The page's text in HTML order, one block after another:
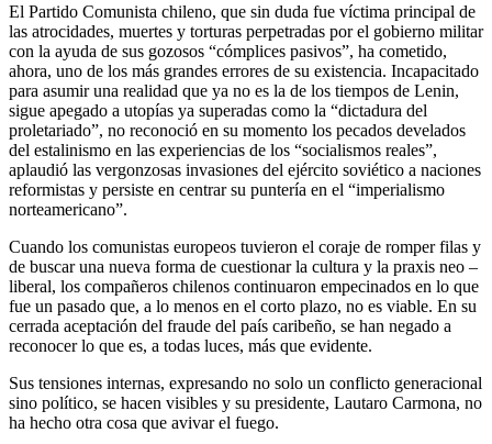
El Partido Comunista chileno, que sin duda fue víctima principal de
las atrocidades, muertes y torturas perpetradas por el gobierno militar
con la ayuda de sus gozosos “cómplices pasivos”, ha cometido,
ahora, uno de los más grandes errores de su existencia. Incapacitado
para asumir una realidad que ya no es la de los tiempos de Lenin,
sigue apegado a utopías ya superadas como la “dictadura del
proletariado”, no reconoció en su momento los pecados develados
del estalinismo en las experiencias de los “socialismos reales”,
aplaudió las vergonzosas invasiones del ejército soviético a naciones
reformistas y persiste en centrar su puntería en el “imperialismo
norteamericano”.
Cuando los comunistas europeos tuvieron el coraje de romper filas y
de buscar una nueva forma de cuestionar la cultura y la praxis neo –
liberal, los compañeros chilenos continuaron empecinados en lo que
fue un pasado que, a lo menos en el corto plazo, no es viable. En su
cerrada aceptación del fraude del país caribeño, se han negado a
reconocer lo que es, a todas luces, más que evidente.
Sus tensiones internas, expresando no solo un conflicto generacional
sino político, se hacen visibles y su presidente, Lautaro Carmona, no
ha hecho otra cosa que avivar el fuego.